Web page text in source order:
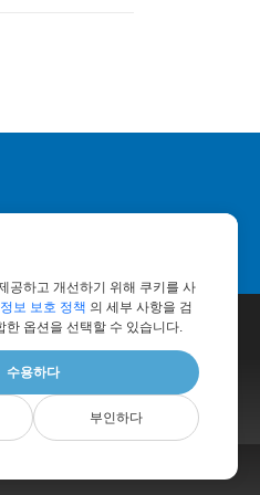
회사 소개
공하고 개선하기 위해 쿠키를 사
보 보호 정책 의 세부 사항을 검
한 옵션을 선택할 수 있습니다.
수용하다
부인하다